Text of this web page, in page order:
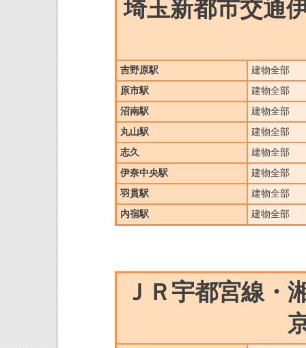
埼玉新都市交通
吉野原駅
建物全部
原市駅
建物全部
沼南駅
建物全部
丸山駅
建物全部
志久
建物全部
伊奈中央駅
建物全部
羽貫駅
建物全部
内宿駅
建物全部
ＪＲ宇都宮線・